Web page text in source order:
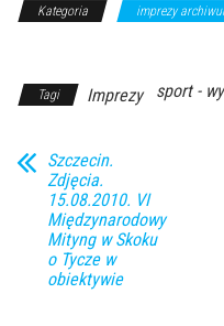
Kategoria imprezy
Tagi Imprezy sport -
Szczecin.
Zdjęcia.
15.08.2010. VI
Międzynarodowy
Mityng w Skoku
o Tycze w
obiektywie